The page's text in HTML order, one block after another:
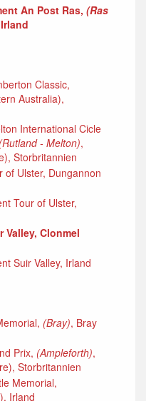
An Post Ras, (Ras
Classic,
Australia),
International Cicle
(Rutland - Melton),
Storbritannien
Ulster, Dungannon
Tour of Ulster,
Valley, Clonmel
Suir Valley, Irland
(Bray), Bray
Prix, (Ampleforth),
Storbritannien
Memorial,
Irland